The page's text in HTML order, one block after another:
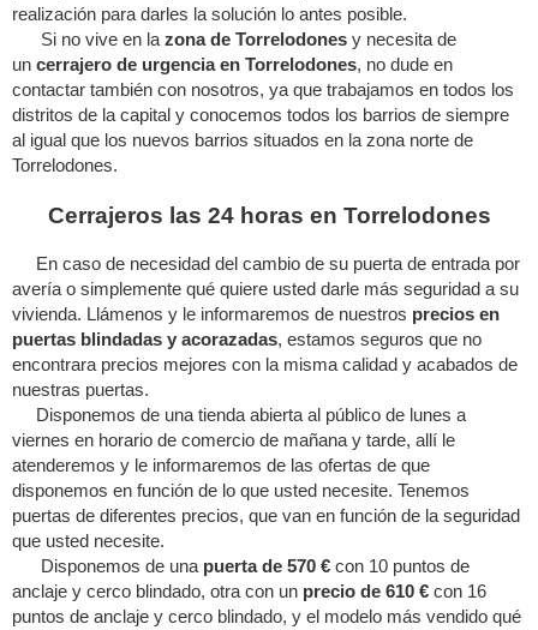
realización para darles la solución lo antes posible.
Si no vive en la zona de Torrelodones y necesita de
un cerrajero de urgencia en Torrelodones, no dude en
contactar también con nosotros, ya que trabajamos en todos los
distritos de la capital y conocemos todos los barrios de siempre
al igual que los nuevos barrios situados en la zona norte de
Torrelodones.
Cerrajeros las 24 horas en Torrelodones
En caso de necesidad del cambio de su puerta de entrada por
avería o simplemente qué quiere usted darle más seguridad a su
vivienda. Llámenos y le informaremos de nuestros precios en
puertas blindadas y acorazadas, estamos seguros que no
encontrara precios mejores con la misma calidad y acabados de
nuestras puertas.
Disponemos de una tienda abierta al público de lunes a
viernes en horario de comercio de mañana y tarde, allí le
atenderemos y le informaremos de las ofertas de que
disponemos en función de lo que usted necesite. Tenemos
puertas de diferentes precios, que van en función de la seguridad
que usted necesite.
Disponemos de una puerta de 570 € con 10 puntos de
anclaje y cerco blindado, otra con un precio de 610 € con 16
puntos de anclaje y cerco blindado, y el modelo más vendido qué